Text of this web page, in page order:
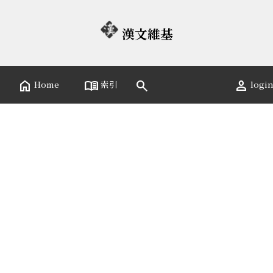
漢文維基
home Home menu_book 索引 search person login